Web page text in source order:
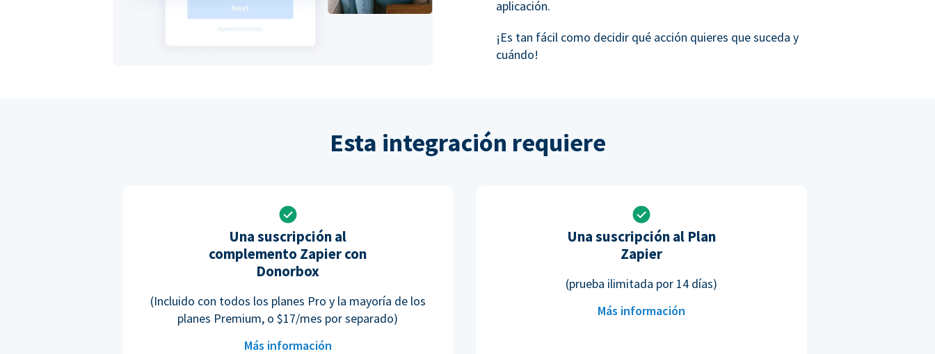
aplicación.
¡Es tan fácil como decidir qué acción quieres que suceda y
cuándo!
Esta integración requiere
Una suscripción al
complemento Zapier con
Donorbox
(Incluido con todos los planes Pro y la mayoría de los
planes Premium, o $17/mes por separado)
Más información
Una suscripción al Plan
Zapier
(prueba ilimitada por 14 días)
Más información